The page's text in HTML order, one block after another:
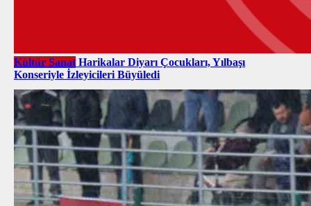
Kültür Sanat Harikalar Diyarı Çocukları, Yılbaşı
Konseriyle İzleyicileri Büyüledi